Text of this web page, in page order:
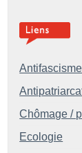
Chômage /
Ecologie